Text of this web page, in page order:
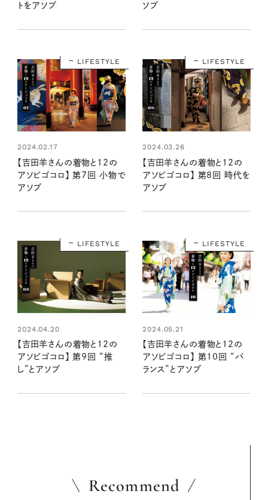
トをアソブ
ソブ
LIFESTYLE
2024.02.17
【吉田羊さんの着物と12の
アソビゴコロ】 第7回 小物で
アソブ
LIFESTYLE
2024.03.26
【吉田羊さんの着物と12の
アソビゴコロ】 第8回 時代を
アソブ
LIFESTYLE
2024.04.20
【吉田羊さんの着物と12の
アソビゴコロ】 第9回 “推
し”とアソブ
LIFESTYLE
2024.05.21
【吉田羊さんの着物と12の
アソビゴコロ】 第10回 “バ
ランス”とアソブ
Recommend